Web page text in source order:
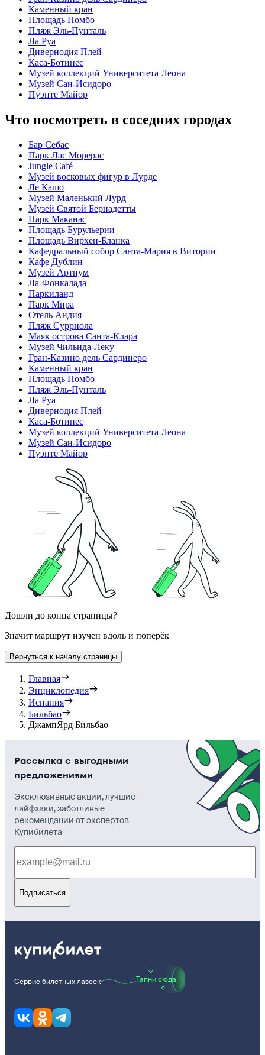
Каменный кран
Площадь Помбо
Пляж Эль-Пунталь
Ла Руа
Дивернодия Плей
Каса-Ботинес
Музей коллекций Университета Леона
Музей Сан-Исидоро
Пуэнте Майор
Что посмотреть в соседних городах
Бар Себас
Парк Лас Морерас
Jungle Café
Музей восковых фигур в Лурде
Ле Кашо
Музей Маленький Лурд
Музей Святой Бернадетты
Парк Маканас
Площадь Бурульерии
Площадь Вирхен-Бланка
Кафедральный собор Санта-Мария в Витории
Кафе Дублин
Музей Артиум
Ла-Фонкалада
Паркиланд
Парк Мира
Отель Андия
Пляж Сурриола
Маяк острова Санта-Клара
Музей Чильида-Леку
Гран-Казино дель Сардинеро
Каменный кран
Площадь Помбо
Пляж Эль-Пунталь
Ла Руа
Дивернодия Плей
Каса-Ботинес
Музей коллекций Университета Леона
Музей Сан-Исидоро
Пуэнте Майор
Дошли до конца страницы?
Значит маршрут изучен вдоль и поперёк
Вернуться к началу страницы
Главная
Энциклопедия
Испания
Бильбао
ДжампЯрд Бильбао
Рассылка с выгодными
предложениями
Эксклюзивные акции, лучшие
лайфхаки, заботливые
рекомендации от экспертов
Купибилета
Подписаться
Сервис билетных лазеек Тапни сюда